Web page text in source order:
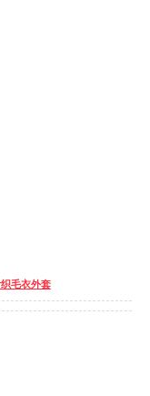
毛衣外套